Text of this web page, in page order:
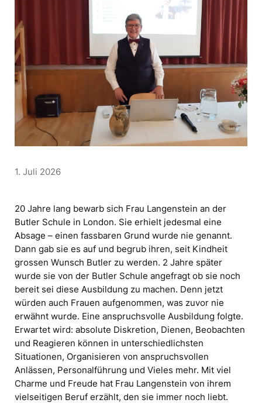
1. Juli 2026
20 Jahre lang bewarb sich Frau Langenstein an der
Butler Schule in London. Sie erhielt jedesmal eine
Absage – einen fassbaren Grund wurde nie genannt.
Dann gab sie es auf und begrub ihren, seit Kindheit
grossen Wunsch Butler zu werden. 2 Jahre später
wurde sie von der Butler Schule angefragt ob sie noch
bereit sei diese Ausbildung zu machen. Denn jetzt
würden auch Frauen aufgenommen, was zuvor nie
erwähnt wurde. Eine anspruchsvolle Ausbildung folgte.
Erwartet wird: absolute Diskretion, Dienen, Beobachten
und Reagieren können in unterschiedlichsten
Situationen, Organisieren von anspruchsvollen
Anlässen, Personalführung und Vieles mehr. Mit viel
Charme und Freude hat Frau Langenstein von ihrem
vielseitigen Beruf erzählt, den sie immer noch liebt.